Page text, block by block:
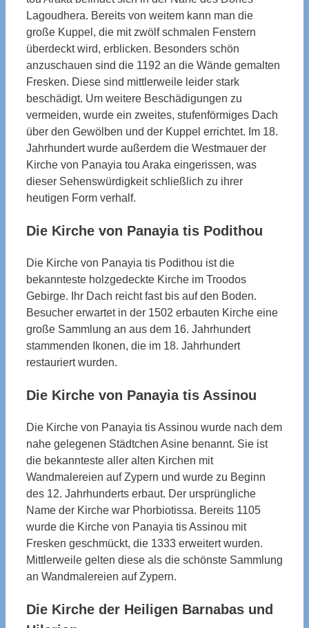
Lagoudhera. Bereits von weitem kann man die
große Kuppel, die mit zwölf schmalen Fenstern
überdeckt wird, erblicken. Besonders schön
anzuschauen sind die 1192 an die Wände gemalten
Fresken. Diese sind mittlerweile leider stark
beschädigt. Um weitere Beschädigungen zu
vermeiden, wurde ein zweites, stufenförmiges Dach
über den Gewölben und der Kuppel errichtet. Im 18.
Jahrhundert wurde außerdem die Westmauer der
Kirche von Panayia tou Araka eingerissen, was
dieser Sehenswürdigkeit schließlich zu ihrer
heutigen Form verhalf.
Die Kirche von Panayia tis Podithou
Die Kirche von Panayia tis Podithou ist die
bekannteste holzgedeckte Kirche im Troodos
Gebirge. Ihr Dach reicht fast bis auf den Boden.
Besucher erwartet in der 1502 erbauten Kirche eine
große Sammlung an aus dem 16. Jahrhundert
stammenden Ikonen, die im 18. Jahrhundert
restauriert wurden.
Die Kirche von Panayia tis Assinou
Die Kirche von Panayia tis Assinou wurde nach dem
nahe gelegenen Städtchen Asine benannt. Sie ist
die bekannteste aller alten Kirchen mit
Wandmalereien auf Zypern und wurde zu Beginn
des 12. Jahrhunderts erbaut. Der ursprüngliche
Name der Kirche war Phorbiotissa. Bereits 1105
wurde die Kirche von Panayia tis Assinou mit
Fresken geschmückt, die 1333 erweitert wurden.
Mittlerweile gelten diese als die schönste Sammlung
an Wandmalereien auf Zypern.
Die Kirche der Heiligen Barnabas und